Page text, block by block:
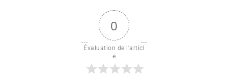
0
Évaluation de l'articl
e